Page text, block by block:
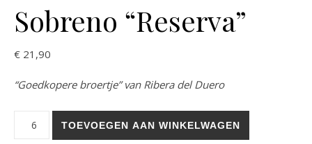
Sobreno “Reserva”
€ 21,90
“Goedkopere broertje” van Ribera del Duero
TOEVOEGEN AAN WINKELWAGEN